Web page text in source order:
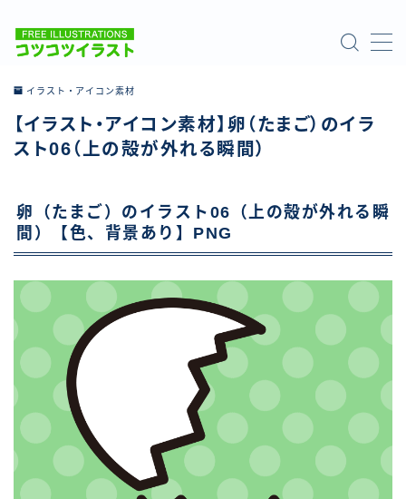
ホーム
お問い合わせ
イラスト・アイコン素材
【イラスト・アイコン素材】卵（たまご）のイラ
スト06（上の殻が外れる瞬間）
卵（たまご）のイラスト06（上の殻が外れる瞬
間）【色、背景あり】PNG